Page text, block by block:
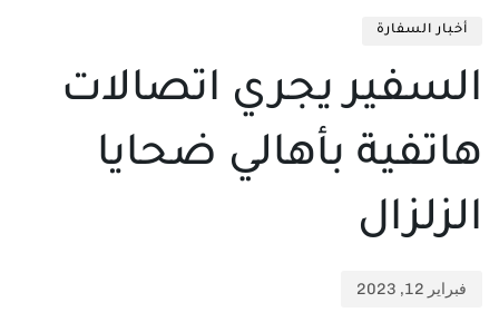
أخبار السفارة
السفير يجري اتصالات
هاتفية بأهالي ضحايا
الزلزال
فبراير 12, 2023